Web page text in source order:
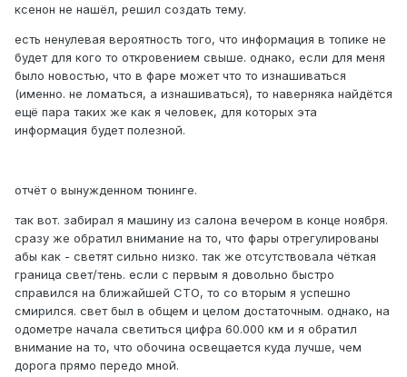
ксенон не нашёл, решил создать тему.
есть ненулевая вероятность того, что информация в топике не
будет для кого то откровением свыше. однако, если для меня
было новостью, что в фаре может что то изнашиваться
(именно. не ломаться, а изнашиваться), то наверняка найдётся
ещё пара таких же как я человек, для которых эта
информация будет полезной.
отчёт о вынужденном тюнинге.
так вот. забирал я машину из салона вечером в конце ноября.
сразу же обратил внимание на то, что фары отрегулированы
абы как - светят сильно низко. так же отсутствовала чёткая
граница свет/тень. если с первым я довольно быстро
справился на ближайшей СТО, то со вторым я успешно
смирился. свет был в общем и целом достаточным. однако, на
одометре начала светиться цифра 60.000 км и я обратил
внимание на то, что обочина освещается куда лучше, чем
дорога прямо передо мной.